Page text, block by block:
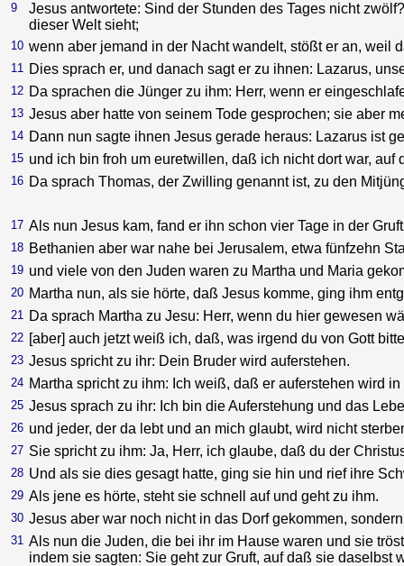
9
Jesus antwortete: Sind der Stunden des Tages nicht
dieser Welt sieht;
10 wenn aber jemand in der Nacht wandelt, stößt er an, weil
11 Dies sprach er, und danach sagt er zu ihnen: Lazarus,
12 Da sprachen die Jünger zu ihm: Herr, wenn er
13 Jesus aber hatte von seinem Tode gesprochen; sie aber
14 Dann nun sagte ihnen Jesus gerade heraus: Lazarus ist
15 und ich bin froh um euretwillen, daß ich nicht dort war,
16 Da sprach Thomas, der Zwilling genannt ist, zu den
17 Als nun Jesus kam, fand er ihn schon vier Tage in der
18 Bethanien aber war nahe bei Jerusalem, etwa fünfzehn
19 und viele von den Juden waren zu Martha und Maria
20 Martha nun, als sie hörte, daß Jesus komme, ging ihm
21 Da sprach Martha zu Jesu: Herr, wenn du hier gewesen
22 [aber] auch jetzt weiß ich, daß, was irgend du von Gott
23 Jesus spricht zu ihr: Dein Bruder wird auferstehen.
24 Martha spricht zu ihm: Ich weiß, daß er auferstehen wird
25 Jesus sprach zu ihr: Ich bin die Auferstehung und das
26 und jeder, der da lebt und an mich glaubt, wird nicht
27 Sie spricht zu ihm: Ja, Herr, ich glaube, daß du der
28 Und als sie dies gesagt hatte, ging sie hin und rief ihre
29 Als jene es hörte, steht sie schnell auf und geht zu ihm.
30 Jesus aber war noch nicht in das Dorf gekommen,
31 Als nun die Juden, die bei ihr im Hause waren und sie
indem sie sagten: Sie geht zur Gruft, auf daß sie daselbst